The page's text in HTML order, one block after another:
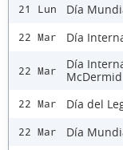
21 Lun Día
22 Mar Día
22 Mar
Día
McDermid
22 Mar Día del
22 Mar Día